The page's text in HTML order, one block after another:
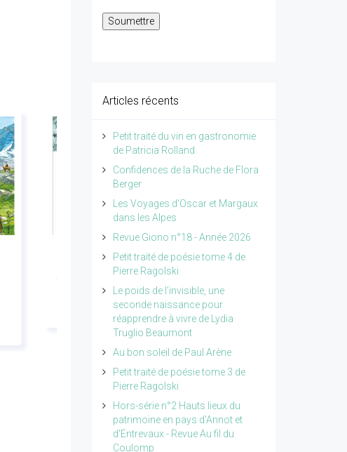
Revue Giono n°18 -
Année 2026
Lire l'article...
Petit traité de poésie
Articles récents
Petit traité du vin en gastronomie
de Patricia Rolland
Confidences de la Ruche de Flora
Berger
Les Voyages d'Oscar et Margaux
dans les Alpes
Revue Giono n°18 - Année 2026
Petit traité de poésie tome 4 de
Pierre Ragolski
Le poids de l'invisible, une
seconde naissance pour
réapprendre à vivre de Lydia
Truglio Beaumont
Au bon soleil de Paul Arène
Petit traité de poésie tome 3 de
Pierre Ragolski
Hors-série n°2 Hauts lieux du
patrimoine en pays d'Annot et
d'Entrevaux - Revue Au fil du
Coulomp